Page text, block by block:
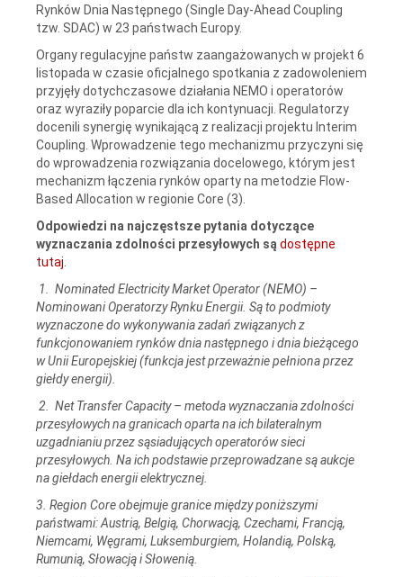
Rynków Dnia Następnego (Single Day-Ahead Coupling
tzw. SDAC) w 23 państwach Europy.
Organy regulacyjne państw zaangażowanych w projekt 6
listopada w czasie oficjalnego spotkania z zadowoleniem
przyjęły dotychczasowe działania NEMO i operatorów
oraz wyraziły poparcie dla ich kontynuacji. Regulatorzy
docenili synergię wynikającą z realizacji projektu Interim
Coupling. Wprowadzenie tego mechanizmu przyczyni się
do wprowadzenia rozwiązania docelowego, którym jest
mechanizm łączenia rynków oparty na metodzie Flow-
Based Allocation w regionie Core (3).
Odpowiedzi na najczęstsze pytania dotyczące
wyznaczania zdolności przesyłowych są dostępne
tutaj
1. Nominated Electricity Market Operator (NEMO) –
Nominowani Operatorzy Rynku Energii. Są to podmioty
wyznaczone do wykonywania zadań związanych z
funkcjonowaniem rynków dnia następnego i dnia bieżącego
w Unii Europejskiej (funkcja jest przeważnie pełniona przez
giełdy energii).
2. Net Transfer Capacity – metoda wyznaczania zdolności
przesyłowych na granicach oparta na ich bilateralnym
uzgadnianiu przez sąsiadujących operatorów sieci
przesyłowych. Na ich podstawie przeprowadzane są aukcje
na giełdach energii elektrycznej.
3. Region Core obejmuje granice między poniższymi
państwami: Austrią, Belgią, Chorwacją, Czechami, Francją,
Niemcami, Węgrami, Luksemburgiem, Holandią, Polską,
Rumunią, Słowacją i Słowenią.